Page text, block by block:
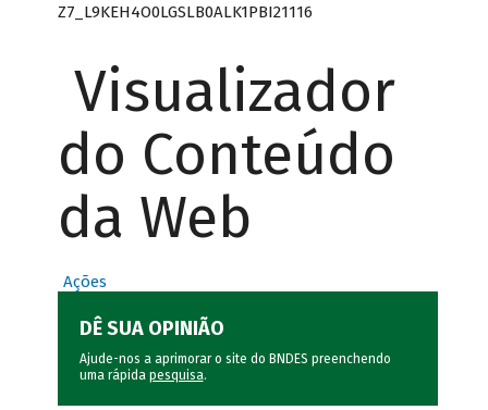
Z7_L9KEH4O0LGSLB0ALK1PBI21116
Visualizador
do Conteúdo
da Web
Ações
DÊ SUA OPINIÃO
Ajude-nos a aprimorar o site do BNDES preenchendo
uma rápida pesquisa.